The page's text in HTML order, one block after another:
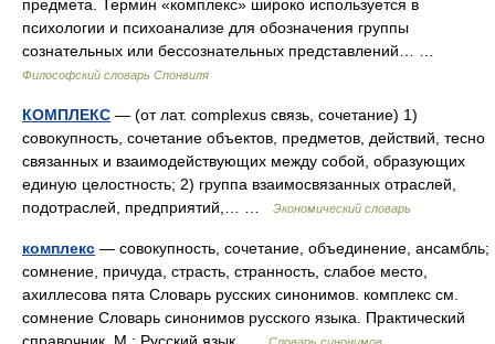
предмета. Термин «комплекс» широко используется в
психологии и психоанализе для обозначения группы
сознательных или бессознательных представлений… …
Философский словарь Спонвиля
КОМПЛЕКС — (от лат. complexus связь, сочетание) 1)
совокупность, сочетание объектов, предметов, действий, тесно
связанных и взаимодействующих между собой, образующих
единую целостность; 2) группа взаимосвязанных отраслей,
подотраслей, предприятий,… …
Экономический словарь
комплекс — совокупность, сочетание, объединение, ансамбль;
сомнение, причуда, страсть, странность, слабое место,
ахиллесова пята Словарь русских синонимов. комплекс см.
сомнение Словарь синонимов русского языка. Практический